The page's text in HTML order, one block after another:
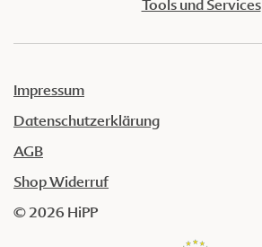
Tools und Services
Impressum
Datenschutzerklärung
AGB
Shop Widerruf
© 2026 HiPP